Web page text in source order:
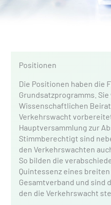
Positionen
Die Positionen haben die
Grundsatzprogramms.
Wissenschaftlichen
Verkehrswacht
Hauptversammlung zur
Stimmberechtigt sind
den Verkehrswachten
So bilden die
Quintessenz eines
Gesamtverband und sind
den die Verkehrswacht